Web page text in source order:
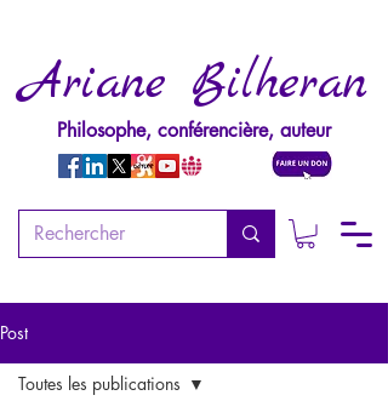
Ariane Bilheran
Philosophe, conférencière, auteur
Post
Toutes les publications